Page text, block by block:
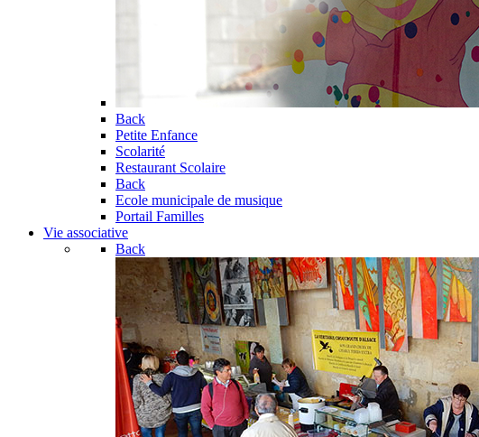
Back
Petite Enfance
Scolarité
Restaurant Scolaire
Back
Ecole municipale de musique
Portail Familles
Vie associative
Back